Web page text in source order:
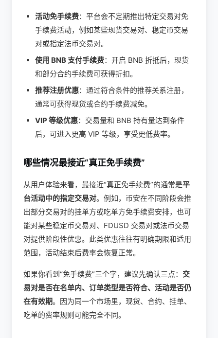
活动免手续费：平台会不定期推出特定交易对免
手续费活动，例如某些现货交易对、稳定币交易
对或指定法币交易对。
使用 BNB 支付手续费：开启 BNB 折抵后，现货
和部分合约手续费可获得折扣。
推荐注册优惠：通过符合条件的推荐关系注册，
通常可获得现货或合约手续费减免。
VIP 等级优惠：交易量和 BNB 持有量达到条件
后，可进入更高 VIP 等级，享受更低费率。
哪些情况最接近“真正免手续费”
从用户体验来看，最接近“真正免手续费”的通常是平
台活动中的指定交易对。例如，币安在不同阶段会推
出部分交易对的挂单方或吃单方免手续费安排，也可
能对某些稳定币交易对、FDUSD 交易对或法币交易
对提供阶段性优惠。此类优惠往往有明确期限和适用
范围，活动结束后费率会恢复正常。
如果你看到“免手续费”三个字，建议先确认三点： 交
易对是否在名单内、订单类型是否符合、活动是否仍
在有效期。因为同一个市场里，现货、合约、挂单、
吃单的费率规则可能完全不同。